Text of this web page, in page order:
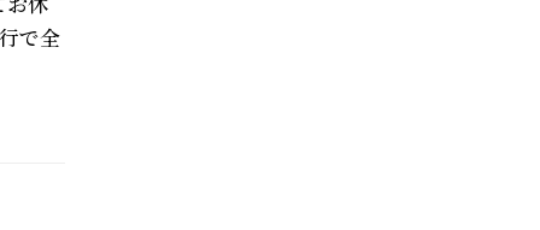
で全